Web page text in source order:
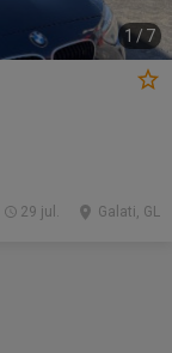
1/7
Galati, GL
29 jul.